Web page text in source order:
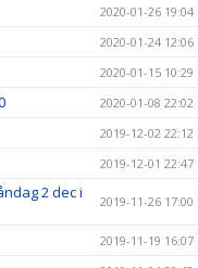
2020-01-26 19:04
2020-01-24 12:06
2020-01-15 10:29
2020-01-08 22:02
2019-12-02 22:12
2019-12-01 22:47
2 dec i
2019-11-26 17:00
2019-11-19 16:07